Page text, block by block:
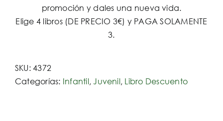
promoción y dales una nueva vida.
Elige 4 libros (DE PRECIO 3€) y PAGA SOLAMENTE
3.
SKU:4372
Categorías: Infantil, Juvenil, Libro Descuento